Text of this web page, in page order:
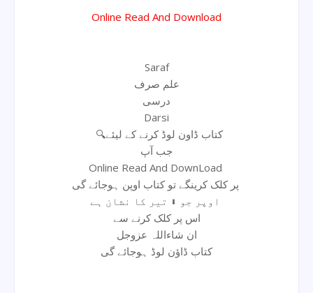
Online Read And Download
Saraf
علم صرف
درسی
Darsi
🔍کتاب ڈاون لوڈ کرنے کے لیئے
جب آپ
Online Read And DownLoad
اس پر کلک کرنے سے
ان شاءاللہ عزوجل
کتاب ڈاؤن لوڈ ہوجائے گی